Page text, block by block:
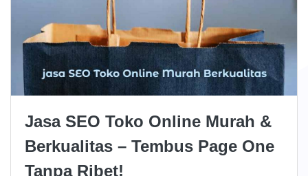
Jasa SEO Toko Online Murah &
Berkualitas – Tembus Page One
Tanpa Ribet!